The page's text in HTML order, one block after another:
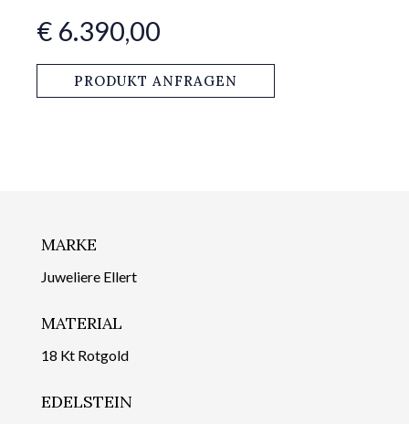
€ 6.390,00
PRODUKT ANFRAGEN
MARKE
Juweliere Ellert
MATERIAL
18 Kt Rotgold
EDELSTEIN